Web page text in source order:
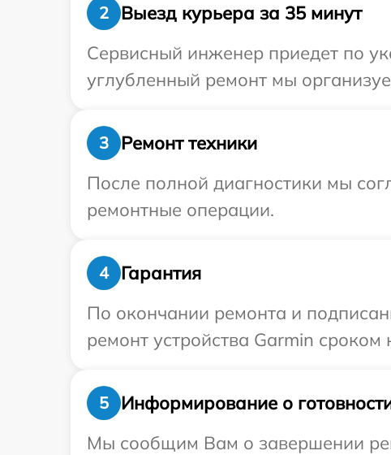
2
Выезд курьера за 35 минут
Сервисный инженер приедет по
углубленный ремонт мы
3
Ремонт техники
После полной диагностики мы
ремонтные операции.
4
Гарантия
По окончании ремонта и
ремонт устройства Garmin
5
Информирование о
Мы сообщим Вам о завершении